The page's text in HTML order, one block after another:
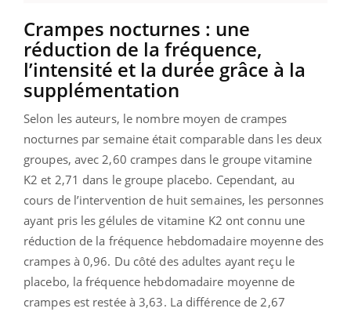
Crampes nocturnes : une
réduction de la fréquence,
l’intensité et la durée grâce à la
supplémentation
Selon les auteurs, le nombre moyen de crampes
nocturnes par semaine était comparable dans les deux
groupes, avec 2,60 crampes dans le groupe vitamine
K2 et 2,71 dans le groupe placebo. Cependant, au
cours de l’intervention de huit semaines, les personnes
ayant pris les gélules de vitamine K2 ont connu une
réduction de la fréquence hebdomadaire moyenne des
crampes à 0,96. Du côté des adultes ayant reçu le
placebo, la fréquence hebdomadaire moyenne de
crampes est restée à 3,63. La différence de 2,67